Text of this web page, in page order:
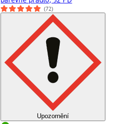
(72)
Upozornění